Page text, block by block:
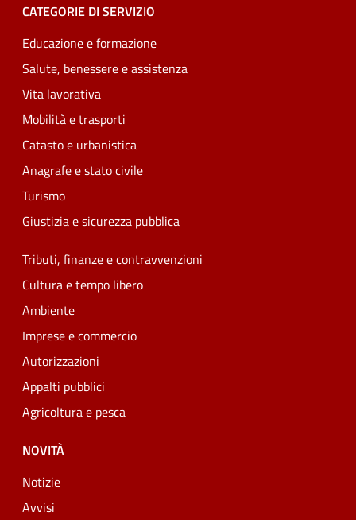
CATEGORIE DI SERVIZIO
Educazione e formazione
Salute, benessere e assistenza
Vita lavorativa
Mobilità e trasporti
Catasto e urbanistica
Anagrafe e stato civile
Turismo
Giustizia e sicurezza pubblica
Tributi, finanze e contravvenzioni
Cultura e tempo libero
Ambiente
Imprese e commercio
Autorizzazioni
Appalti pubblici
Agricoltura e pesca
NOVITÀ
Notizie
Avvisi